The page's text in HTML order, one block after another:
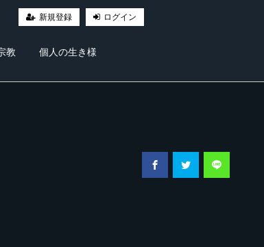
新規登録 ログイン
教
個人の生き様